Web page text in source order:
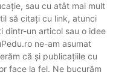
sau cu atât mai mult
să citați cu link, atunci
dintr-un articol sau o idee
ne-am asumat
că și publicațiile cu
face la fel. Ne bucurăm